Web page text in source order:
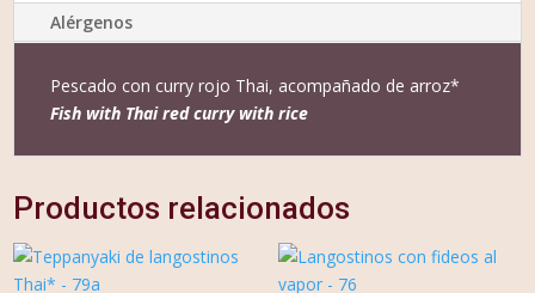
Alérgenos
Pescado con curry rojo Thai, acompañado de arroz*
Fish with Thai red curry with rice
Productos relacionados